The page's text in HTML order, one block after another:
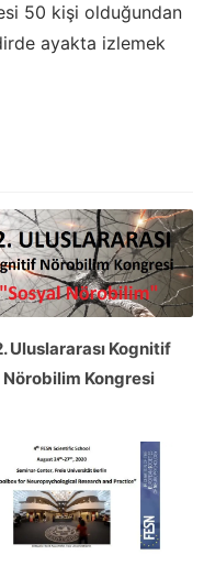
50 kişi olduğundan
ayakta izlemek
Uluslararası Kognitif
Nörobilim Kongresi